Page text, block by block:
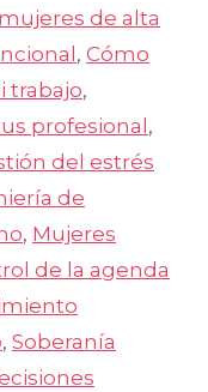
de alta
, Cómo
trabajo,
profesional ,
del estrés
de
, Mujeres
de la agenda
, Soberanía